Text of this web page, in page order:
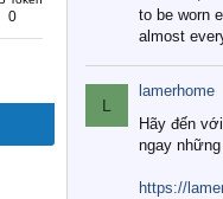
0
to be worn
almost
L
lamerhome
Hãy đến
ngay
https://